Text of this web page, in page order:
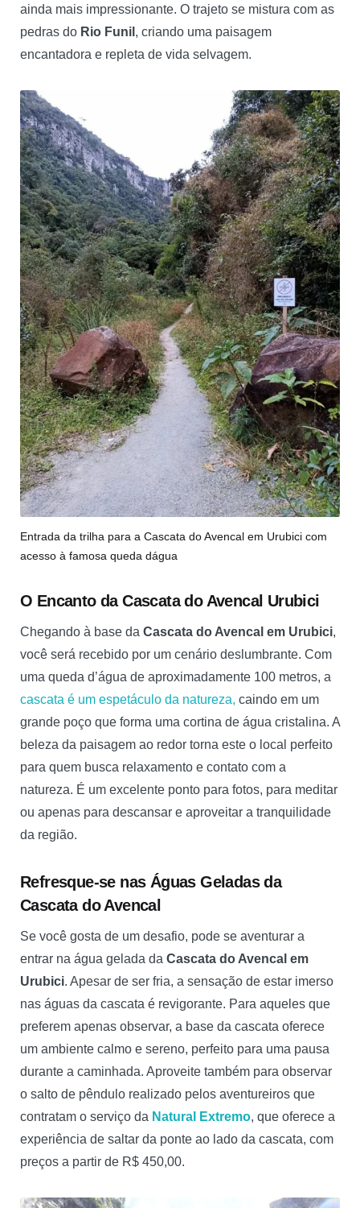
ainda mais impressionante. O trajeto se mistura com as
pedras do Rio Funil , criando uma paisagem
encantadora e repleta de vida selvagem.
Entrada da trilha para a Cascata do Avencal em Urubici com
acesso à famosa queda dágua
O Encanto da Cascata do Avencal Urubici
Chegando à base da Cascata do Avencal em Urubici,
você será recebido por um cenário deslumbrante. Com
uma queda d’água de aproximadamente 100 metros, a
cascata é um espetáculo da natureza, caindo em um
grande poço que forma uma cortina de água cristalina. A
beleza da paisagem ao redor torna este o local perfeito
para quem busca relaxamento e contato com a
natureza. É um excelente ponto para fotos, para meditar
ou apenas para descansar e aproveitar a tranquilidade
da região.
Refresque-se nas Águas Geladas da
Cascata do Avencal
Se você gosta de um desafio, pode se aventurar a
entrar na água gelada da Cascata do Avencal em
Urubici. Apesar de ser fria, a sensação de estar imerso
nas águas da cascata é revigorante. Para aqueles que
preferem apenas observar, a base da cascata oferece
um ambiente calmo e sereno, perfeito para uma pausa
durante a caminhada. Aproveite também para observar
o salto de pêndulo realizado pelos aventureiros que
contratam o serviço da Natural Extremo, que oferece a
experiência de saltar da ponte ao lado da cascata, com
preços a partir de R$ 450,00.